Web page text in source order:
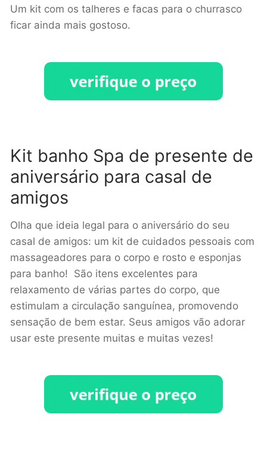
Um kit com os talheres e facas para o churrasco
ficar ainda mais gostoso.
Kit banho Spa de presente de
aniversário para casal de
amigos
Olha que ideia legal para o aniversário do seu
casal de amigos: um kit de cuidados pessoais com
massageadores para o corpo e rosto e esponjas
para banho! São itens excelentes para
relaxamento de várias partes do corpo, que
estimulam a circulação sanguínea, promovendo
sensação de bem estar. Seus amigos vão adorar
usar este presente muitas e muitas vezes!